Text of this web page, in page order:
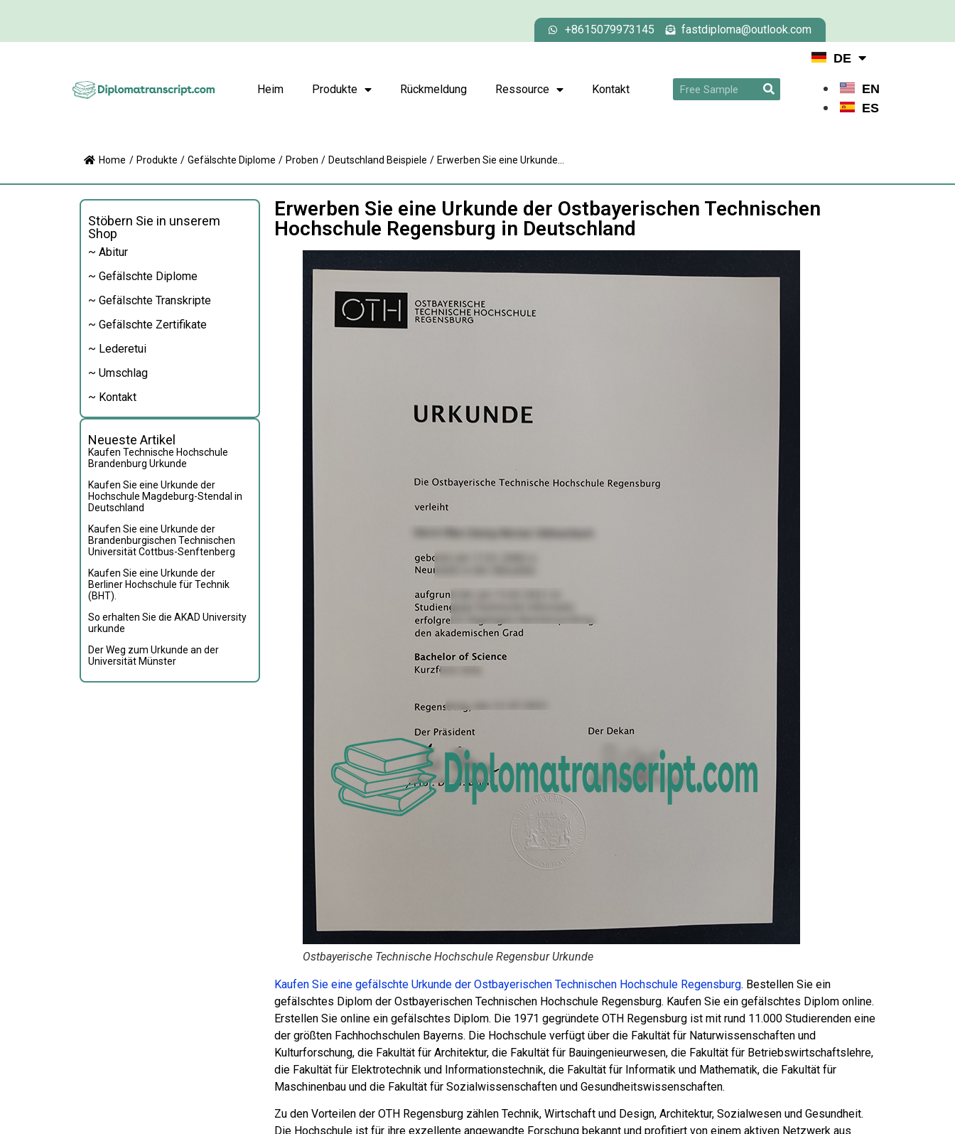
+8615079973145 fastdiploma@outlook.com
Heim Produkte Rückmeldung Ressource Kontakt
DE
EN
ES
Home / Produkte / Gefälschte Diplome / Proben / Deutschland Beispiele / Erwerben Sie eine Urkunde...
Stöbern Sie in unserem
Shop
~ Abitur
~ Gefälschte Diplome
~ Gefälschte Transkripte
~ Gefälschte Zertifikate
~ Lederetui
~ Umschlag
~ Kontakt
Neueste Artikel
Kaufen Technische Hochschule
Brandenburg Urkunde
Kaufen Sie eine Urkunde der
Hochschule Magdeburg-Stendal in
Deutschland
Kaufen Sie eine Urkunde der
Brandenburgischen Technischen
Universität Cottbus-Senftenberg
Kaufen Sie eine Urkunde der
Berliner Hochschule für Technik
(BHT).
So erhalten Sie die AKAD University
urkunde
Der Weg zum Urkunde an der
Universität Münster
Erwerben Sie eine Urkunde der Ostbayerischen Technischen
Hochschule Regensburg in Deutschland
Ostbayerische Technische Hochschule Regensbur Urkunde
Kaufen Sie eine gefälschte Urkunde der Ostbayerischen Technischen Hochschule Regensburg. Bestellen Sie ein
gefälschtes Diplom der Ostbayerischen Technischen Hochschule Regensburg. Kaufen Sie ein gefälschtes Diplom online.
Erstellen Sie online ein gefälschtes Diplom. Die 1971 gegründete OTH Regensburg ist mit rund 11.000 Studierenden eine
der größten Fachhochschulen Bayerns. Die Hochschule verfügt über die Fakultät für Naturwissenschaften und
Kulturforschung, die Fakultät für Architektur, die Fakultät für Bauingenieurwesen, die Fakultät für Betriebswirtschaftslehre,
die Fakultät für Elektrotechnik und Informationstechnik, die Fakultät für Informatik und Mathematik, die Fakultät für
Maschinenbau und die Fakultät für Sozialwissenschaften und Gesundheitswissenschaften.
Zu den Vorteilen der OTH Regensburg zählen Technik, Wirtschaft und Design, Architektur, Sozialwesen und Gesundheit.
Die Hochschule ist für ihre exzellente angewandte Forschung bekannt und profitiert von einem aktiven Netzwerk aus